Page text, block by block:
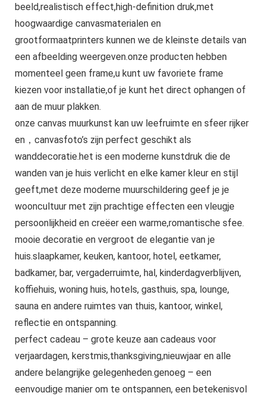
beeld,realistisch effect,high-definition druk,met
hoogwaardige canvasmaterialen en
grootformaatprinters kunnen we de kleinste details van
een afbeelding weergeven.onze producten hebben
momenteel geen frame,u kunt uw favoriete frame
kiezen voor installatie,of je kunt het direct ophangen of
aan de muur plakken.
onze canvas muurkunst kan uw leefruimte en sfeer rijker
en，canvasfoto’s zijn perfect geschikt als
wanddecoratie.het is een moderne kunstdruk die de
wanden van je huis verlicht en elke kamer kleur en stijl
geeft,met deze moderne muurschildering geef je je
wooncultuur met zijn prachtige effecten een vleugje
persoonlijkheid en creëer een warme,romantische sfee.
mooie decoratie en vergroot de elegantie van je
huis.slaapkamer, keuken, kantoor, hotel, eetkamer,
badkamer, bar, vergaderruimte, hal, kinderdagverblijven,
koffiehuis, woning huis, hotels, gasthuis, spa, lounge,
sauna en andere ruimtes van thuis, kantoor, winkel,
reflectie en ontspanning.
perfect cadeau – grote keuze aan cadeaus voor
verjaardagen, kerstmis,thanksgiving,nieuwjaar en alle
andere belangrijke gelegenheden.genoeg – een
eenvoudige manier om te ontspannen, een betekenisvol